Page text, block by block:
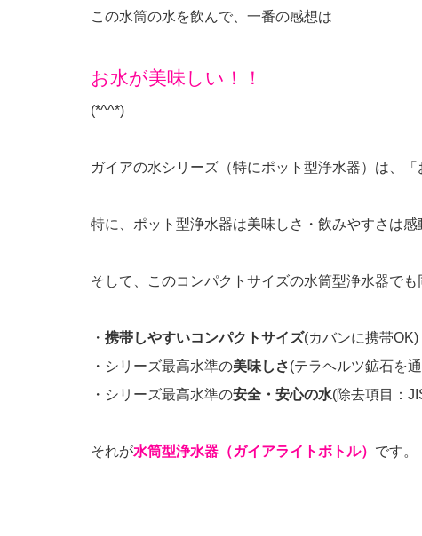
この水筒の水を飲んで、一番の感想は
お水が美味しい！！
(*^^*)
ガイアの水シリーズ（特にポット型浄水器）は、
特に、ポット型浄水器は美味しさ・飲みやすさは感
そして、このコンパクトサイズの水筒型浄水器でも
・ 携帯しやすいコンパクトサイズ(カバンに携帯OK)
・シリーズ最高水準の美味しさ(テラヘルツ鉱石を
・シリーズ最高水準の安全・安心の水(除去項目：
それが水筒型浄水器（ガイアライトボトル） です。